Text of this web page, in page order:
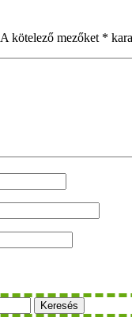
A kötelező mezőket *
Keresés